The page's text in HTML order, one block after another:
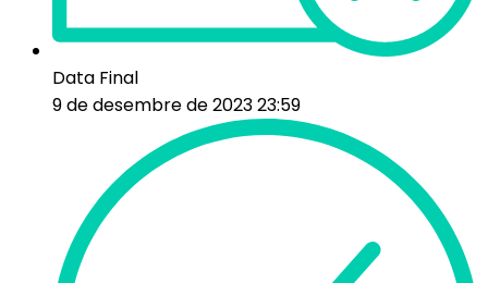
Data Final
9 de desembre de 2023 23:59